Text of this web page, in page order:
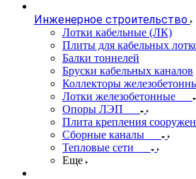
Инженерное строительство
Лотки кабельные (ЛК)
Плиты для кабельных
Балки тоннелей
Бруски кабельных каналов
Коллекторы
Лотки железобетонные
Опоры ЛЭП
Плита крепления
Сборные каналы
Тепловые сети
Еще